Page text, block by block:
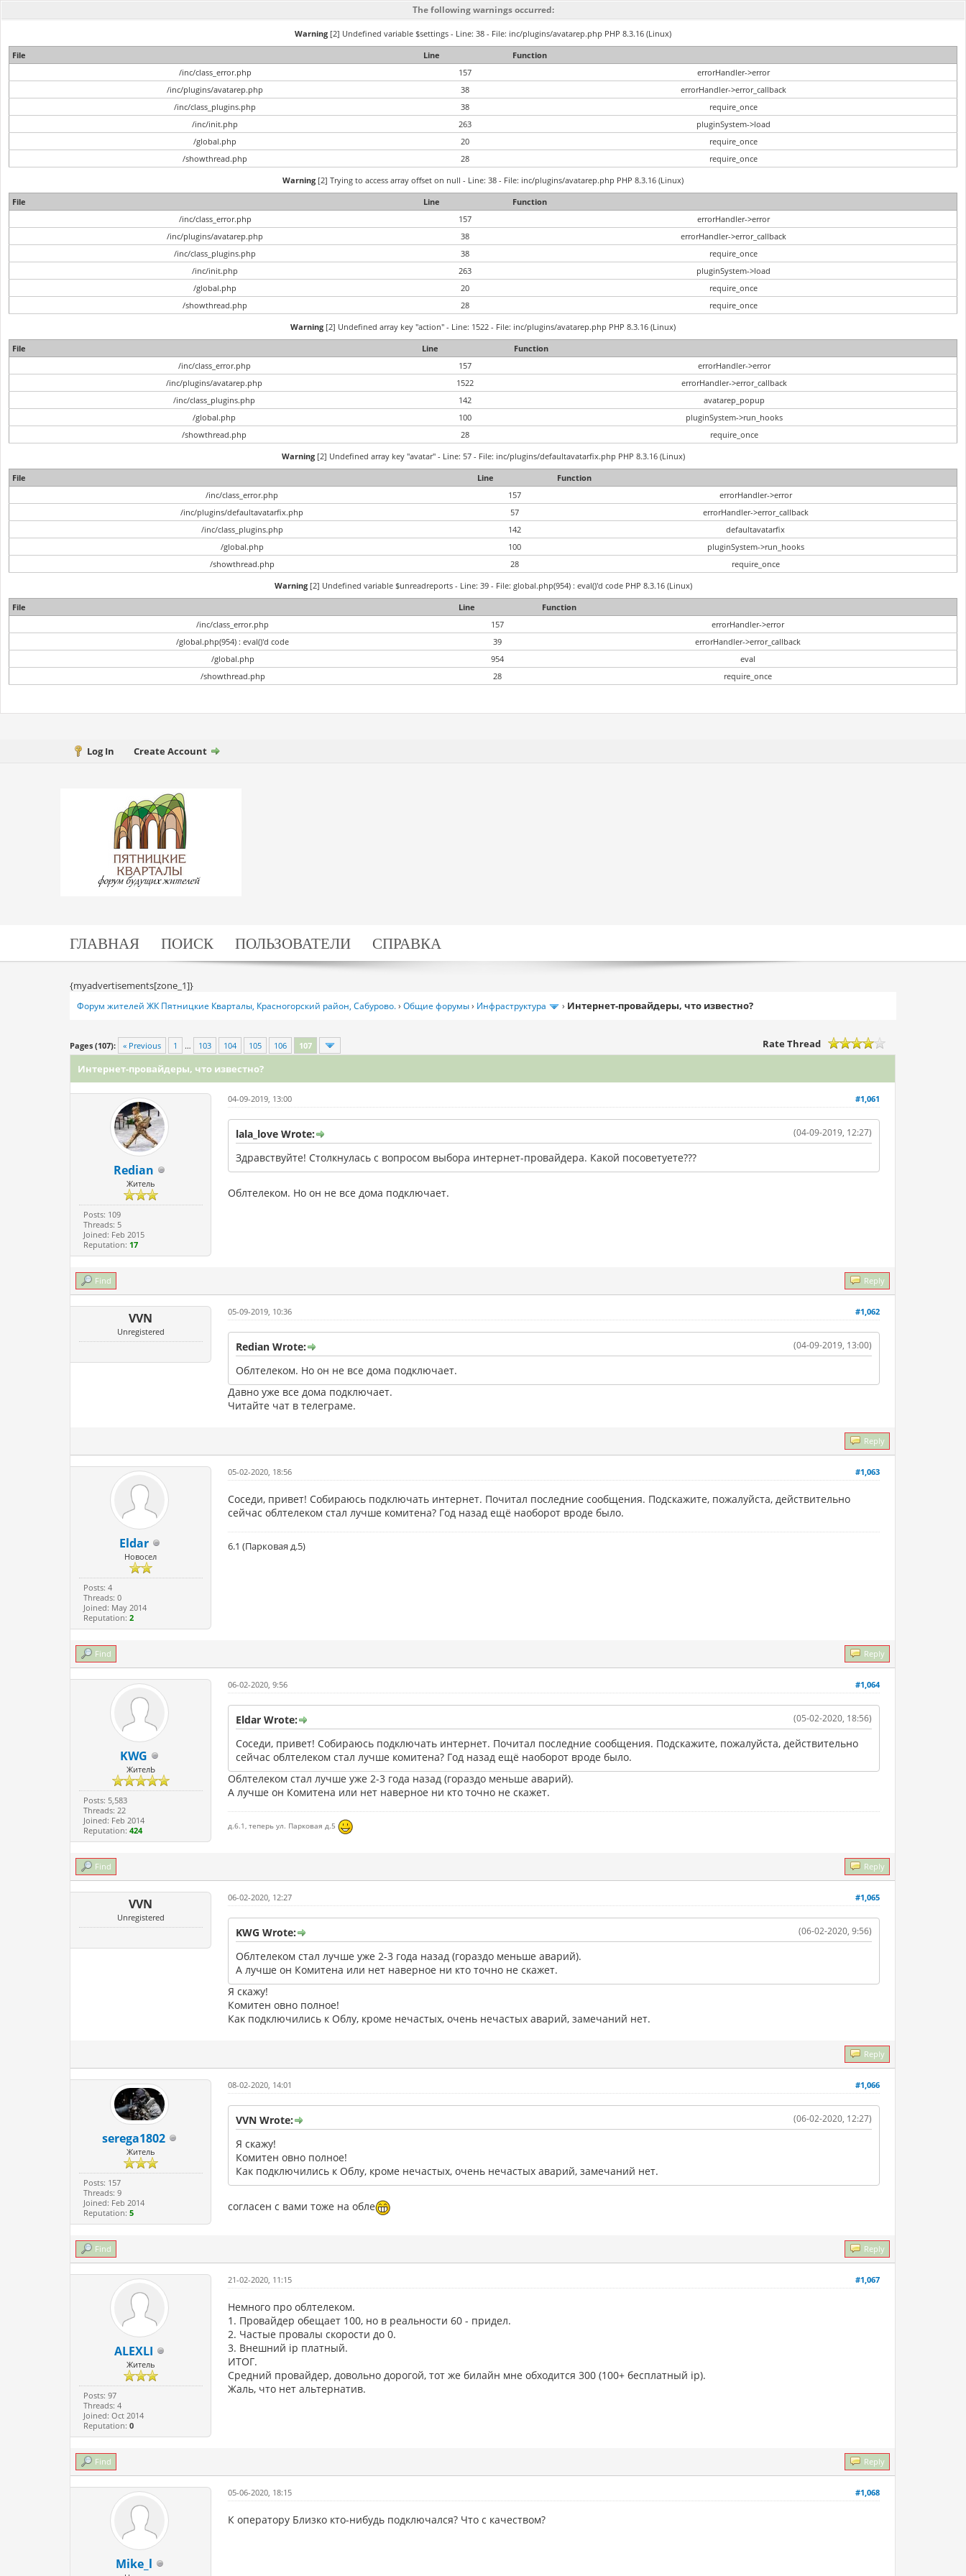
The following warnings occurred:
Warning [2] Undefined variable $settings - Line: 38 - File: inc/plugins/avatarep.php PHP 8.3.16 (Linux)
File
Line
Function
/inc/class_error.php
157
errorHandler->error
/inc/plugins/avatarep.php
38
errorHandler->error_callback
/inc/class_plugins.php
38
require_once
/inc/init.php
263
pluginSystem->load
/global.php
20
require_once
/showthread.php
28
require_once
Warning [2] Trying to access array offset on null - Line: 38 - File: inc/plugins/avatarep.php PHP 8.3.16 (Linux)
File
Line
Function
/inc/class_error.php
157
errorHandler->error
/inc/plugins/avatarep.php
38
errorHandler->error_callback
/inc/class_plugins.php
38
require_once
/inc/init.php
263
pluginSystem->load
/global.php
20
require_once
/showthread.php
28
require_once
Warning [2] Undefined array key "action" - Line: 1522 - File: inc/plugins/avatarep.php PHP 8.3.16 (Linux)
File
Line
Function
/inc/class_error.php
157
errorHandler->error
/inc/plugins/avatarep.php
1522
errorHandler->error_callback
/inc/class_plugins.php
142
avatarep_popup
/global.php
100
pluginSystem->run_hooks
/showthread.php
28
require_once
Warning[2] Undefined array key "avatar" - Line: 57 - File: inc/plugins/defaultavatarfix.php PHP 8.3.16 (Linux)
File
Line
Function
/inc/class_error.php
157
errorHandler->error
/inc/plugins/defaultavatarfix.php
57
errorHandler->error_callback
/inc/class_plugins.php
142
defaultavatarfix
/global.php
100
pluginSystem->run_hooks
/showthread.php
28
require_once
Warning[2] Undefined variable $unreadreports - Line: 39 - File: global.php(954) : eval()'d code PHP 8.3.16 (Linux)
File
Line
Function
/inc/class_error.php
157
errorHandler->error
/global.php(954) : eval()'d code
39
errorHandler->error_callback
/global.php
954
eval
/showthread.php
28 require_once
Log In Create Account
ГЛАВНАЯ ПОИСК ПОЛЬЗОВАТЕЛИ СПРАВКА
{myadvertisements[zone_1]}
Форум жителей ЖК Пятницкие Кварталы, Красногорский район, Сабурово.›Общие форумы› Инфраструктура › Интернет-провайдеры, что известно?
Pages (107): « Previous 1 … 103 104 105 106 107 Rate Thread
4 Vote(s) - 3.75 Average
1
2
3
4
5
Интернет-провайдеры, что известно?
Redian
Житель
Posts: 109
Threads: 5
Joined: Feb 2015
Reputation: 17
#1,061
04-09-2019, 13:00
(04-09-2019, 12:27)
lala_love Wrote:
Здравствуйте! Столкнулась с вопросом выбора интернет-провайдера. Какой посоветуете???
Облтелеком. Но он не все дома подключает.
Find Reply
VVN
Unregistered
#1,062
05-09-2019, 10:36
(04-09-2019, 13:00)
Redian Wrote:
Облтелеком. Но он не все дома подключает.
Давно уже все дома подключает.
Читайте чат в телеграме.
Reply
Eldar
Новосел
Posts: 4
Threads: 0
Joined: May 2014
Reputation: 2
#1,063
05-02-2020, 18:56
Соседи, привет! Собираюсь подключать интернет. Почитал последние сообщения. Подскажите, пожалуйста, действительно
сейчас облтелеком стал лучше комитена? Год назад ещё наоборот вроде было.
6.1 (Парковая д.5)
Find Reply
KWG
ЖителЬ
Posts: 5,583
Threads: 22
Joined: Feb 2014
Reputation: 424
#1,064
06-02-2020, 9:56
(05-02-2020, 18:56)
Eldar Wrote:
Соседи, привет! Собираюсь подключать интернет. Почитал последние сообщения. Подскажите, пожалуйста, действительно
сейчас облтелеком стал лучше комитена? Год назад ещё наоборот вроде было.
Облтелеком стал лучше уже 2-3 года назад (гораздо меньше аварий).
А лучше он Комитена или нет наверное ни кто точно не скажет.
д.6.1, теперь ул. Парковая д.5
Find Reply
VVN
Unregistered
#1,065
06-02-2020, 12:27
(06-02-2020, 9:56)
KWG Wrote:
Облтелеком стал лучше уже 2-3 года назад (гораздо меньше аварий).
А лучше он Комитена или нет наверное ни кто точно не скажет.
Я скажу!
Комитен овно полное!
Как подключились к Облу, кроме нечастых, очень нечастых аварий, замечаний нет.
Reply
serega1802
Житель
Posts: 157
Threads: 9
Joined: Feb 2014
Reputation: 5
#1,066
08-02-2020, 14:01
(06-02-2020, 12:27)
VVN Wrote:
Я скажу!
Комитен овно полное!
Как подключились к Облу, кроме нечастых, очень нечастых аварий, замечаний нет.
согласен с вами тоже на обле
Find Reply
ALEXLI
Житель
Posts: 97
Threads: 4
Joined: Oct 2014
Reputation: 0
#1,067
21-02-2020, 11:15
Немного про облтелеком.
1. Провайдер обещает 100, но в реальности 60 - придел.
2. Частые провалы скорости до 0.
3. Внешний ip платный.
ИТОГ.
Средний провайдер, довольно дорогой, тот же билайн мне обходится 300 (100+ бесплатный ip).
Жаль, что нет альтернатив.
Find Reply
Mike_l
#1,068
05-06-2020, 18:15
К оператору Близко кто-нибудь подключался? Что с качеством?